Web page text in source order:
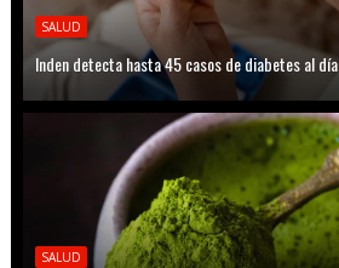
SALUD
Inden detecta hasta 45 casos de diabetes al día
SALUD